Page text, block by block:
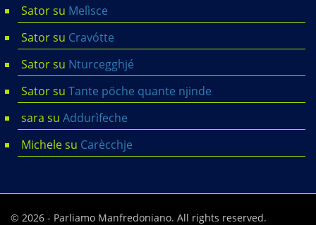
Satorsu Melìsce
Satorsu Cravótte
Satorsu Nturcegghjé
Satorsu Tante pöche quante njinde
sara su Addurìfeche
Michelesu Carècchje
© 2026 - Parliamo Manfredoniano. All rights reserved.